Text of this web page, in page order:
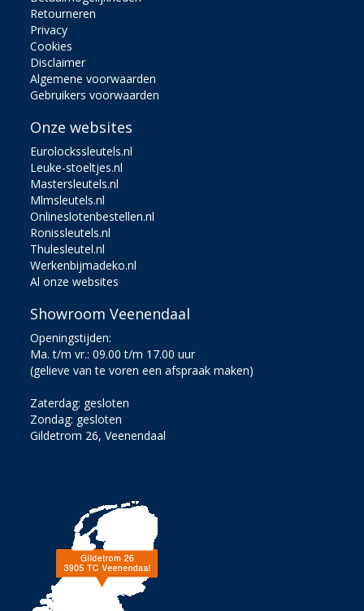
Retourneren
Privacy
Cookies
Disclaimer
Algemene voorwaarden
Gebruikers voorwaarden
Onze websites
Eurolockssleutels.nl
Leuke-stoeltjes.nl
Mastersleutels.nl
Mlmsleutels.nl
Onlineslotenbestellen.nl
Ronissleutels.nl
Thulesleutel.nl
Werkenbijmadeko.nl
Al onze websites
Showroom Veenendaal
Openingstijden:
Ma. t/m vr.: 09.00 t/m 17.00 uur
(gelieve van te voren een afspraak maken)
Zaterdag: gesloten
Zondag: gesloten
Gildetrom 26, Veenendaal